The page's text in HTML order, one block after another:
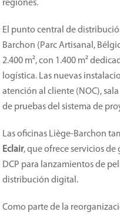
regiones.
El punto central de
Barchon (Parc Artisanal,
2.400 m², con 1.400 m²
logística. Las nuevas
atención al cliente (NOC),
de pruebas del sistema de
Las oficinas Liège-Barchon
Eclair, que ofrece servicios
DCP para lanzamientos de
distribución digital.
Como parte de la